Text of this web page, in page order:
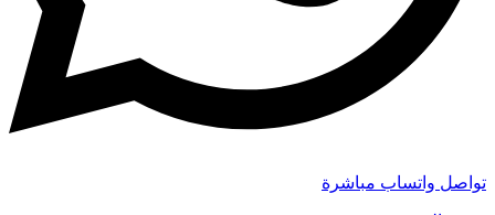
تواصل واتساب مباشرة